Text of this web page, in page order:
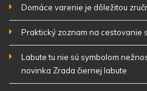
Domáce varenie je dôležitou
Praktický zoznam na cestovanie
Labute tu nie sú symbolom
novinka Zrada čiernej labute